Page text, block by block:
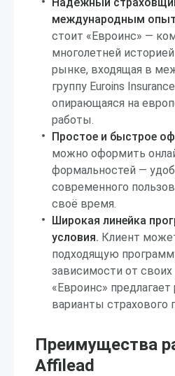
международным
стоит «Евроинс» —
многолетней
рынке, входящая в
группу Euroins
опирающаяся на
работы.
Простое и быстрое
можно оформить
формальностей —
современного
своё время.
Широкая линейка
условия. Клиент
подходящую
зависимости от
«Евроинс»
варианты страхового
Преимущества
Affilead